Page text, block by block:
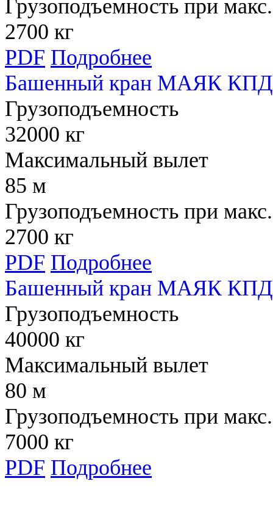
Грузоподъемность при
2700 кг
PDF Подробнее
Башенный кран МАЯК КПД
Грузоподъемность
32000 кг
Максимальный вылет
85 м
Грузоподъемность при
2700 кг
PDF Подробнее
Башенный кран МАЯК КПД
Грузоподъемность
40000 кг
Максимальный вылет
80 м
Грузоподъемность при
7000 кг
PDF Подробнее